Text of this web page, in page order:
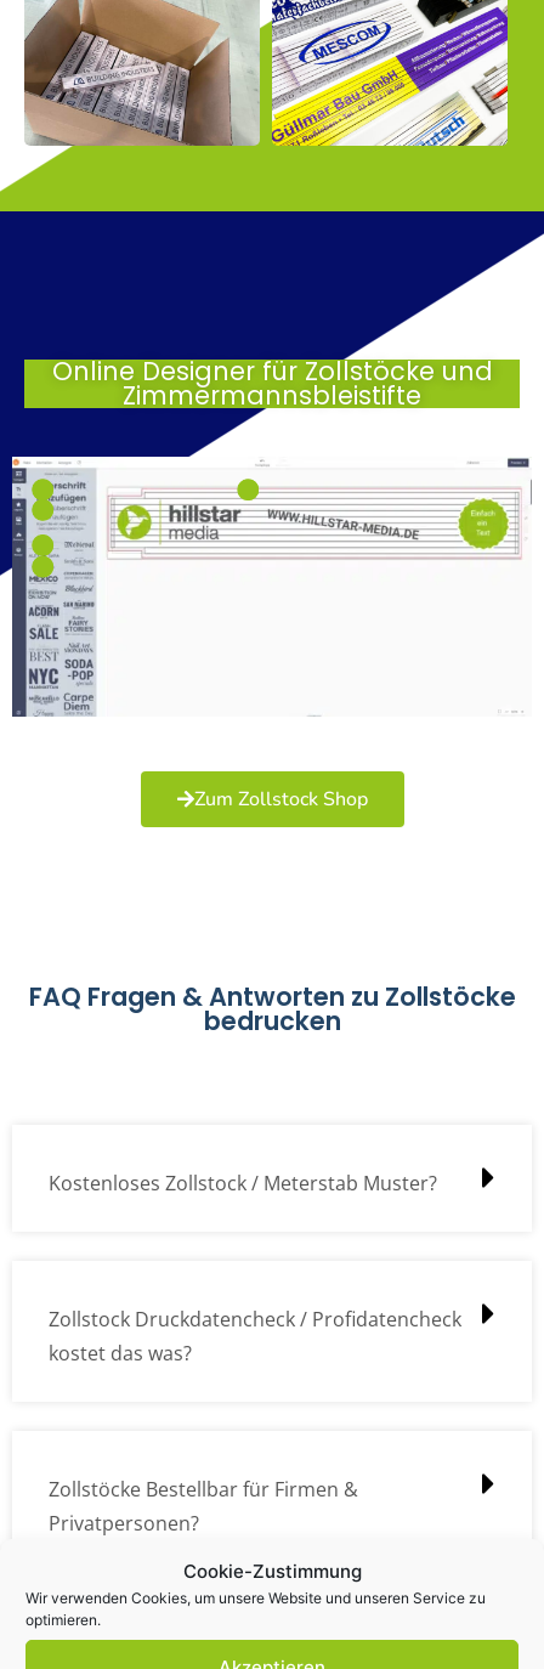
Cookie-Zustimmung
Wir verwenden Cookies, um unsere Website und unseren Service zu
optimieren.
Online Designer für Zollstöcke und
Zimmermannsbleistifte
Zum Zollstock Shop
FAQ Fragen & Antworten zu Zollstöcke
bedrucken
Kostenloses Zollstock / Meterstab Muster?
Zollstock Druckdatencheck / Profidatencheck
kostet das was?
Zollstöcke Bestellbar für Firmen &
Privatpersonen?
Wie kann ich die Daten (z.B. Logos und Texte)